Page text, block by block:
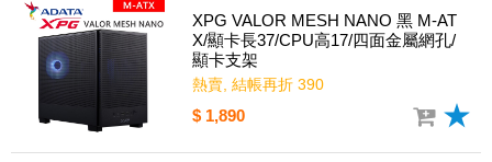
XPG VALOR MESH NANO 黑 M-AT
X/顯卡長37/CPU高17/四面金屬網孔/
顯卡支架
熱賣, 結帳再折 390
$ 1,890